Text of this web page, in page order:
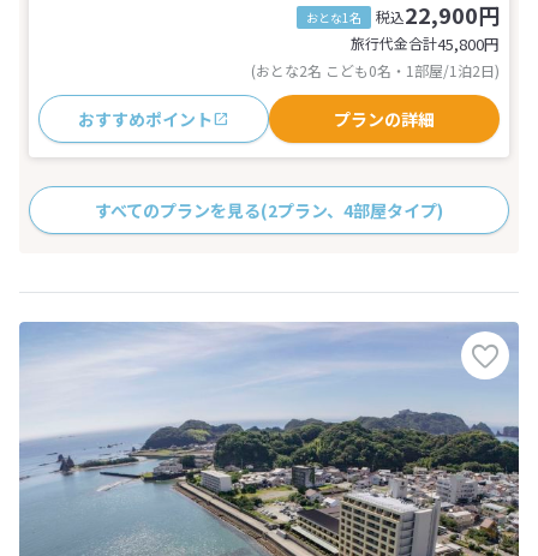
おとな1名 税込22,900円
旅行代金合計45,800円
(おとな2名 こども0名・1部屋/1泊2日)
おすすめポイント プランの詳細
すべてのプランを見る(2プラン、4部屋タイプ)